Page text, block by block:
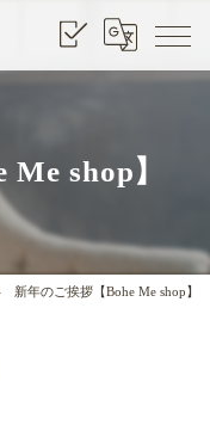
shop】
新年のご挨拶【Bohe Me shop】